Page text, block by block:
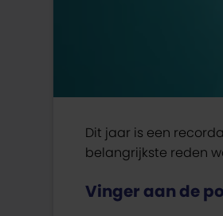
Dit jaar is een
belangrijkste reden
Vinger aan de